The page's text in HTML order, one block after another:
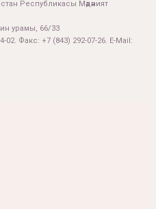
Республикасы Мәдәният
урамы, 66/33
02. Факс: +7 (843) 292-07-26. E-Mail: